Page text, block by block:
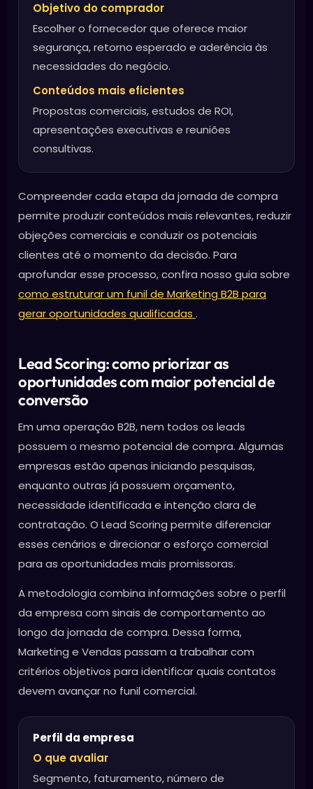
Objetivo do comprador
Escolher o fornecedor que oferece maior
segurança, retorno esperado e aderência às
necessidades do negócio.
Conteúdos mais eficientes
Propostas comerciais, estudos de ROI,
apresentações executivas e reuniões
consultivas.
Compreender cada etapa da jornada de compra
permite produzir conteúdos mais relevantes, reduzir
objeções comerciais e conduzir os potenciais
clientes até o momento da decisão. Para
aprofundar esse processo, confira nosso guia sobre
como estruturar um funil de Marketing B2B para
gerar oportunidades qualificadas .
Lead Scoring: como priorizar as
oportunidades com maior potencial de
conversão
Em uma operação B2B, nem todos os leads
possuem o mesmo potencial de compra. Algumas
empresas estão apenas iniciando pesquisas,
enquanto outras já possuem orçamento,
necessidade identificada e intenção clara de
contratação. O Lead Scoring permite diferenciar
esses cenários e direcionar o esforço comercial
para as oportunidades mais promissoras.
A metodologia combina informações sobre o perfil
da empresa com sinais de comportamento ao
longo da jornada de compra. Dessa forma,
Marketing e Vendas passam a trabalhar com
critérios objetivos para identificar quais contatos
devem avançar no funil comercial.
Perfil da empresa
O que avaliar
Segmento, faturamento, número de